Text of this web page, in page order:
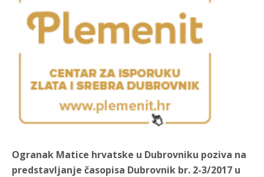
Ogranak Matice hrvatske u Dubrovniku poziva na
predstavljanje časopisa Dubrovnik br. 2-3/2017 u